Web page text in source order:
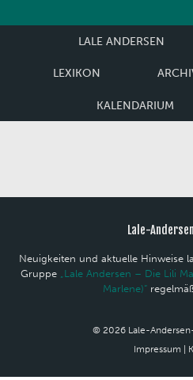
LALE ANDERSEN
LEXIKON
KALENDARIUM
Lale-
Neuigkeiten und aktuelle Hinweise
Gruppe „Lale Andersen – Die Lili
Marlene)“
© 2026 Lale-
Impressum |